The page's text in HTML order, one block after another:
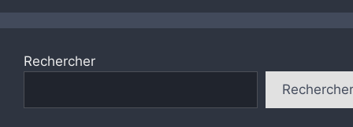
Rechercher
Rechercher